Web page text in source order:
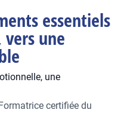
essentiels
une
une
certifiée du